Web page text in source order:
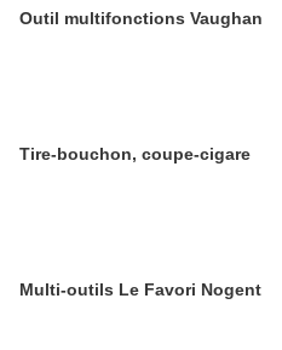
Outil multifonctions Vaughan
Tire-bouchon, coupe-cigare
Multi-outils Le Favori Nogent